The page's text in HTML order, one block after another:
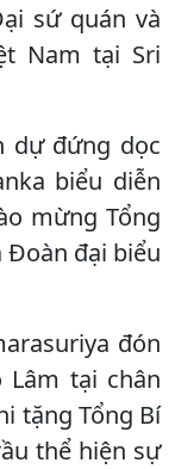
sứ quán và
Nam tại Sri
dự đứng dọc
biểu diễn
mừng Tổng
Đoàn đại biểu
đón
Lâm tại chân
tặng Tổng Bí
thể hiện sự